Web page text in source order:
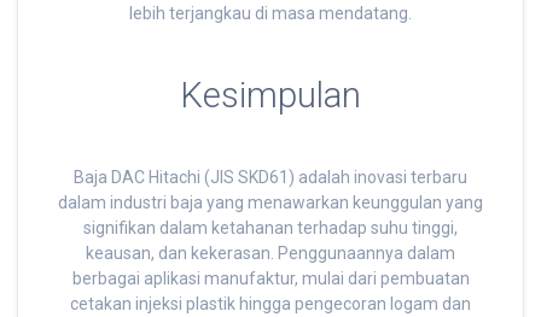
lebih terjangkau di masa mendatang.
Kesimpulan
Baja DAC Hitachi (JIS SKD61) adalah inovasi terbaru
dalam industri baja yang menawarkan keunggulan yang
signifikan dalam ketahanan terhadap suhu tinggi,
keausan, dan kekerasan. Penggunaannya dalam
berbagai aplikasi manufaktur, mulai dari pembuatan
cetakan injeksi plastik hingga pengecoran logam dan